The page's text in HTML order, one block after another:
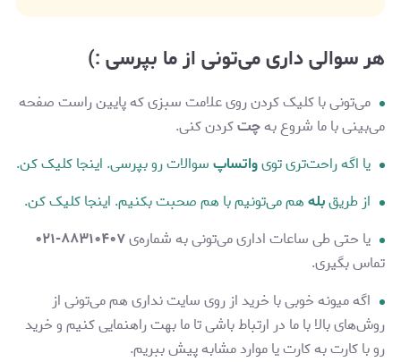
هر سوالی داری می‌تونی از ما بپرسی :)
می‌تونی با کلیک کردن روی علامت سبزی که پایین راست صفحه
می‌بینی با ما شروع بهچتکردن کنی.
یا اگه راحت‌تری تویواتساپسوالات رو بپرسی. اینجا کلیک کن.
از طریقبلههم می‌تونیم با هم صحبت بکنیم. اینجا کلیک کن.
یا حتی طی ساعات اداری می‌تونی به شماره‌ی۸۸۳۱۰۴۰۷-۰۲۱
تماس بگیری.
اگه میونه خوبی با خرید از روی سایت نداری هم می‌تونی از
روش‌های بالا با ما در ارتباط باشی تا ما بهت راهنمایی کنیم و خرید
رو با کارت به کارت یا موارد مشابه پیش ببریم.